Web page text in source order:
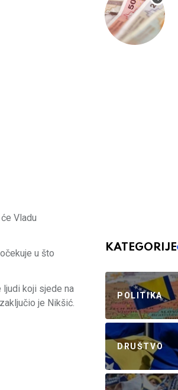
Vladu
u što
ljudi koji sjede na
je Nikšić.
KATEGORIJE
POLITIKA
DRUŠTVO